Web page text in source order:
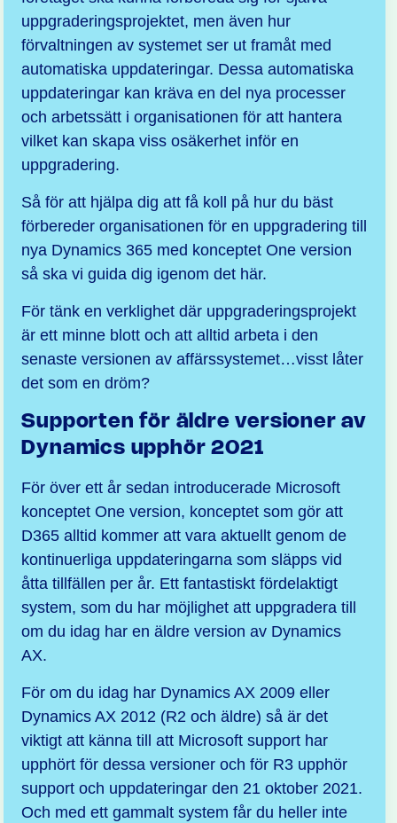
uppgraderingsprojektet, men även hur
förvaltningen av systemet ser ut framåt med
automatiska uppdateringar. Dessa automatiska
uppdateringar kan kräva en del nya processer
och arbetssätt i organisationen för att hantera
vilket kan skapa viss osäkerhet inför en
uppgradering.
Så för att hjälpa dig att få koll på hur du bäst
förbereder organisationen för en uppgradering till
nya Dynamics 365 med konceptet One version
så ska vi guida dig igenom det här.
För tänk en verklighet där uppgraderingsprojekt
är ett minne blott och att alltid arbeta i den
senaste versionen av affärssystemet…visst låter
det som en dröm?
Supporten för äldre versioner av
Dynamics upphör 2021
För över ett år sedan introducerade Microsoft
konceptet One version, konceptet som gör att
D365 alltid kommer att vara aktuellt genom de
kontinuerliga uppdateringarna som släpps vid
åtta tillfällen per år. Ett fantastiskt fördelaktigt
system, som du har möjlighet att uppgradera till
om du idag har en äldre version av Dynamics
AX.
För om du idag har Dynamics AX 2009 eller
Dynamics AX 2012 (R2 och äldre) så är det
viktigt att känna till att Microsoft support har
upphört för dessa versioner och för R3 upphör
support och uppdateringar den 21 oktober 2021.
Och med ett gammalt system får du heller inte